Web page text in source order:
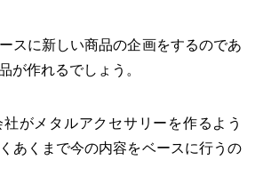
スに新しい商品の企画をするのであ
が作れるでしょう。
がメタルアクセサリーを作るよう
あくまで今の内容をベースに行うの